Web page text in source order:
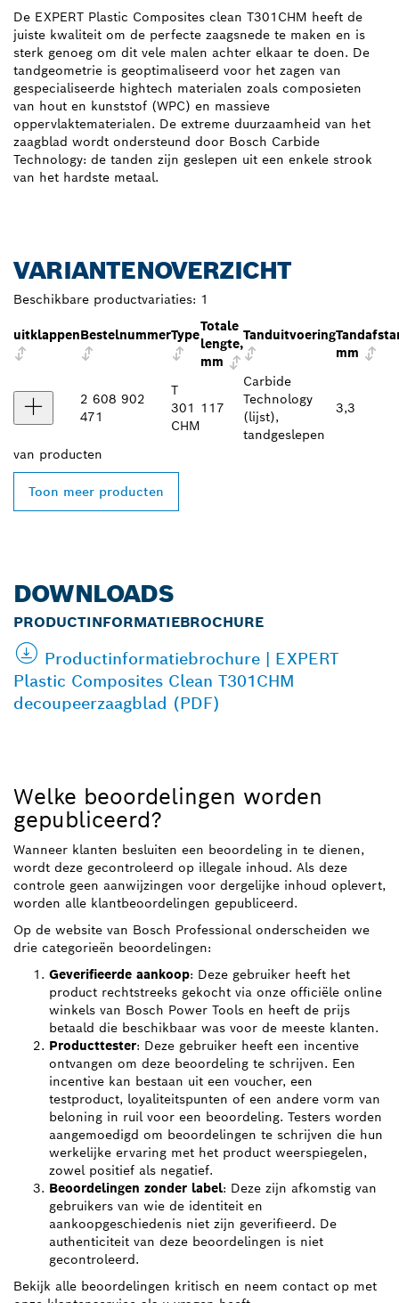
De EXPERT Plastic Composites clean T301CHM heeft de
juiste kwaliteit om de perfecte zaagsnede te maken en is
sterk genoeg om dit vele malen achter elkaar te doen. De
tandgeometrie is geoptimaliseerd voor het zagen van
gespecialiseerde hightech materialen zoals composieten
van hout en kunststof (WPC) en massieve
oppervlaktematerialen. De extreme duurzaamheid van het
zaagblad wordt ondersteund door Bosch Carbide
Technology: de tanden zijn geslepen uit een enkele strook
van het hardste metaal.
VARIANTENOVERZICHT
Beschikbare productvariaties: 1
uitklappenBestelnummerType
Totale
lengte,
mm
Tanduitvoering
mm
2 608 902
471
T
301
CHM
117
Carbide
Technology
(lijst),
tandgeslepen
3,3
van producten
Toon meer producten
DOWNLOADS
PRODUCTINFORMATIEBROCHURE
Productinformatiebrochure | EXPERT
Plastic Composites Clean T301CHM
decoupeerzaagblad (PDF)
Welke beoordelingen worden
gepubliceerd?
Wanneer klanten besluiten een beoordeling in te dienen,
wordt deze gecontroleerd op illegale inhoud. Als deze
controle geen aanwijzingen voor dergelijke inhoud oplevert,
worden alle klantbeoordelingen gepubliceerd.
Op de website van Bosch Professional onderscheiden we
drie categorieën beoordelingen:
Geverifieerde aankoop: Deze gebruiker heeft het
product rechtstreeks gekocht via onze officiële online
winkels van Bosch Power Tools en heeft de prijs
betaald die beschikbaar was voor de meeste klanten.
Producttester: Deze gebruiker heeft een incentive
ontvangen om deze beoordeling te schrijven. Een
incentive kan bestaan uit een voucher, een
testproduct, loyaliteitspunten of een andere vorm van
beloning in ruil voor een beoordeling. Testers worden
aangemoedigd om beoordelingen te schrijven die hun
werkelijke ervaring met het product weerspiegelen,
zowel positief als negatief.
Beoordelingen zonder label: Deze zijn afkomstig van
gebruikers van wie de identiteit en
aankoopgeschiedenis niet zijn geverifieerd. De
authenticiteit van deze beoordelingen is niet
gecontroleerd.
Bekijk alle beoordelingen kritisch en neem contact op met